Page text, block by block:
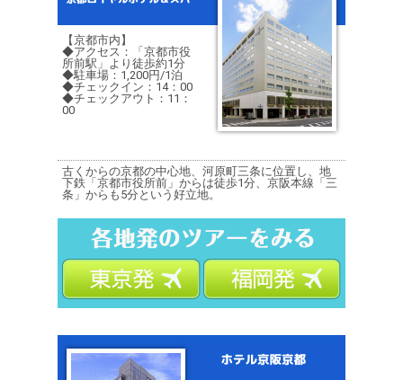
【京都市内】
◆アクセス：「京都市役
所前駅」より徒歩約1分
◆駐車場：1,200円/1泊
◆チェックイン：14：00
◆チェックアウト：11：
00
古くからの京都の中心地、河原町三条に位置し、地
下鉄「京都市役所前」からは徒歩1分、京阪本線「三
条」からも5分という好立地。